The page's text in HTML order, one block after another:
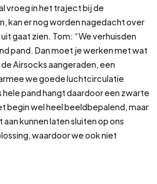
vroeg in het traject bij de
kan er nog worden nagedacht over
gaat zien. Tom: “We verhuisden
pand. Dan moet je werken met wat
Airsocks aangeraden, een
we goede luchtcirculatie
pand hangt daardoor een zwarte
begin wel heel beeldbepalend, maar
kunnen laten sluiten op ons
waardoor we ook niet